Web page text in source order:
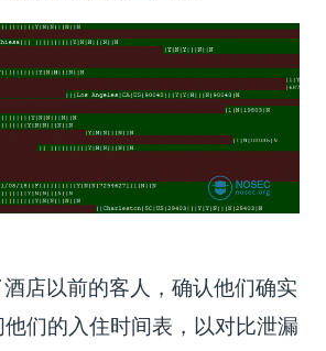
店以前的客人，确认他们确实
他们的入住时间表，以对比泄漏